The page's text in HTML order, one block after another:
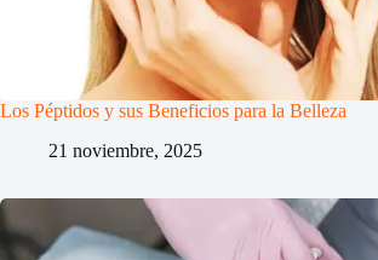
Los Péptidos y sus Beneficios para la Belleza
21 noviembre, 2025